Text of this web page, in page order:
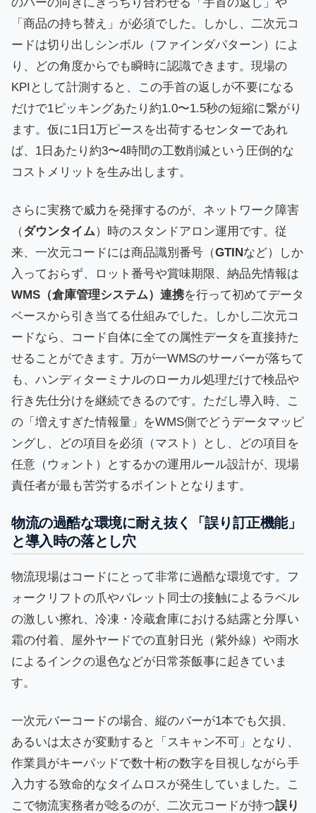
「商品の持ち替え」が必須でした。しかし、二次元コ
ードは切り出しシンボル（ファインダパターン）によ
り、どの角度からでも瞬時に認識できます。現場の
KPIとして計測すると、この手首の返しが不要になる
だけで1ピッキングあたり約1.0〜1.5秒の短縮に繋がり
ます。仮に1日1万ピースを出荷するセンターであれ
ば、1日あたり約3〜4時間の工数削減という圧倒的な
コストメリットを生み出します。
さらに実務で威力を発揮するのが、ネットワーク障害
（ダウンタイム）時のスタンドアロン運用です。従
来、一次元コードには商品識別番号（GTINなど）しか
入っておらず、ロット番号や賞味期限、納品先情報は
WMS（倉庫管理システム）連携を行って初めてデータ
ベースから引き当てる仕組みでした。しかし二次元コ
ードなら、コード自体に全ての属性データを直接持た
せることができます。万が一WMSのサーバーが落ちて
も、ハンディターミナルのローカル処理だけで検品や
行き先仕分けを継続できるのです。ただし導入時、こ
の「増えすぎた情報量」をWMS側でどうデータマッピ
ングし、どの項目を必須（マスト）とし、どの項目を
任意（ウォント）とするかの運用ルール設計が、現場
責任者が最も苦労するポイントとなります。
物流の過酷な環境に耐え抜く「誤り訂正機能」
と導入時の落とし穴
物流現場はコードにとって非常に過酷な環境です。フ
ォークリフトの爪やパレット同士の接触によるラベル
の激しい擦れ、冷凍・冷蔵倉庫における結露と分厚い
霜の付着、屋外ヤードでの直射日光（紫外線）や雨水
によるインクの退色などが日常茶飯事に起きていま
す。
一次元バーコードの場合、縦のバーが1本でも欠損、
あるいは太さが変動すると「スキャン不可」となり、
作業員がキーパッドで数十桁の数字を目視しながら手
入力する致命的なタイムロスが発生していました。こ
こで物流実務者が唸るのが、二次元コードが持つ誤り